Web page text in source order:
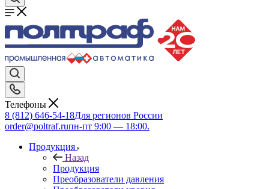
Телефоны
8 (812) 646-54-18Для регионов России
order@poltraf.ruпн-пт 9:00 — 18:00.
Продукция
Назад
Продукция
Преобразователи давления